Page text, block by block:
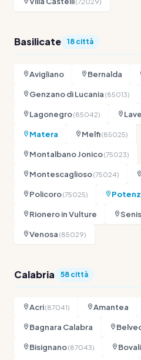
Basilicate 18 città
Avigliano Bernalda
Genzano di Lucania (85013)
Lagonegro(85042)
Matera
Melfi(85025)
Montalbano Jonico(75023)
Montescaglioso(75024)
Policoro(75025)
Rionero in Vulture
Venosa (85029)
Calabria 58 città
Acri(87041) Amantea
Bagnara Calabra
Bisignano(87043)